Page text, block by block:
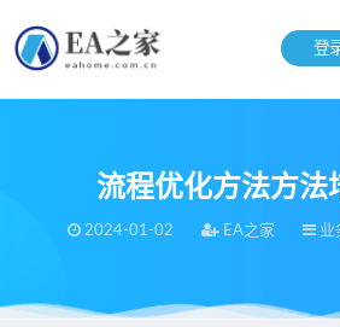
登
流程优化方法方法
2024-01-02 EA之家 业